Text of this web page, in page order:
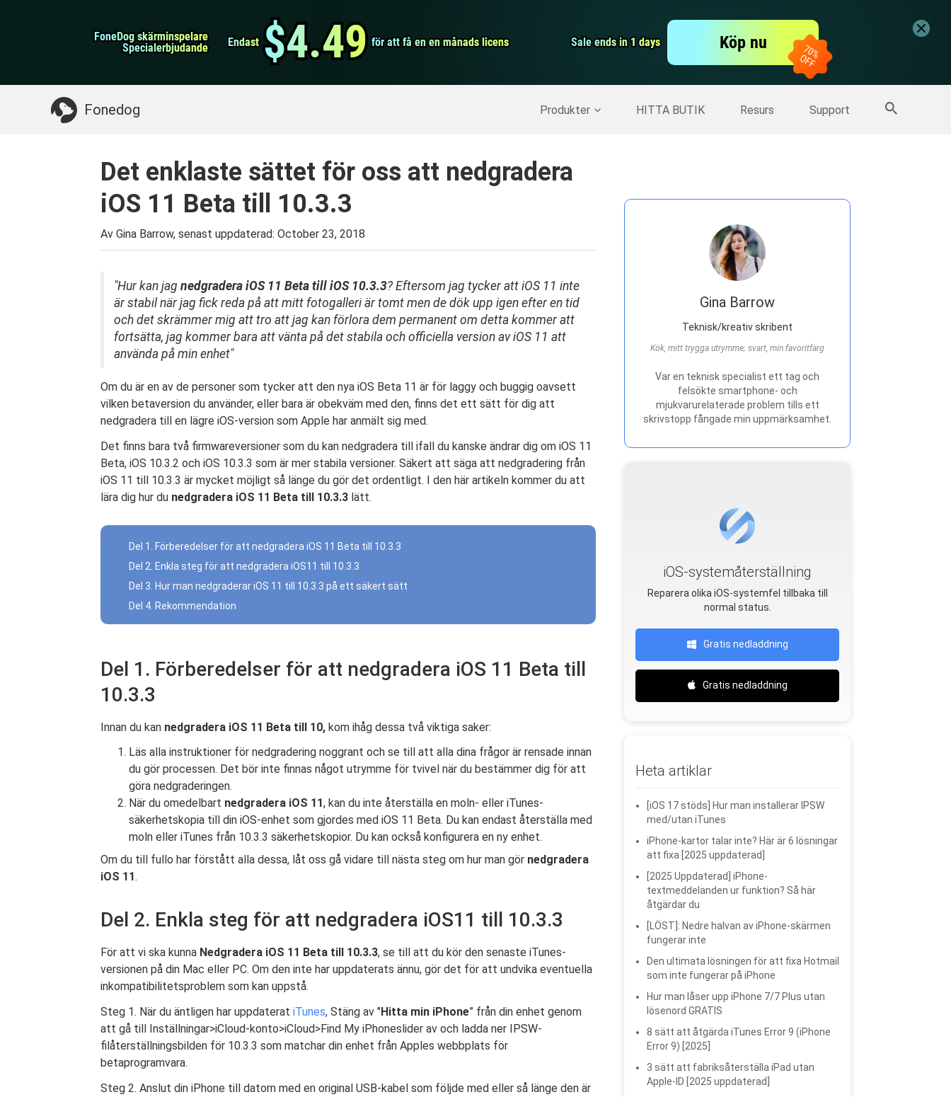
FoneDog skärminspelare
FoneDog skärminspelare
Specialerbjudande
Specialerbjudande Endast
Endast $4.49
$4.49 för att få en en månads licens
för att få en en månads licens Sale ends in 1 days
Sale ends in 1 days Köp nu
Fonedog Produkter HITTA BUTIK Resurs Support
iPhone Cleaner Screen Recorder
Något du kan behöva: IPhone Backup>> Fler produkter
Det enklaste sättet för oss att nedgradera
iOS 11 Beta till 10.3.3
Av Gina Barrow, senast uppdaterad: October 23, 2018
"Hur kan jag nedgradera iOS 11 Beta till iOS 10.3.3? Eftersom jag tycker att iOS 11 inte
är stabil när jag fick reda på att mitt fotogalleri är tomt men de dök upp igen efter en tid
och det skrämmer mig att tro att jag kan förlora dem permanent om detta kommer att
fortsätta, jag kommer bara att vänta på det stabila och officiella version av iOS 11 att
använda på min enhet"
Om du är en av de personer som tycker att den nya iOS Beta 11 är för laggy och buggig oavsett
vilken betaversion du använder, eller bara är obekväm med den, finns det ett sätt för dig att
nedgradera till en lägre iOS-version som Apple har anmält sig med.
Det finns bara två firmwareversioner som du kan nedgradera till ifall du kanske ändrar dig om iOS 11
Beta, iOS 10.3.2 och iOS 10.3.3 som är mer stabila versioner. Säkert att säga att nedgradering från
iOS 11 till 10.3.3 är mycket möjligt så länge du gör det ordentligt. I den här artikeln kommer du att
lära dig hur du nedgradera iOS 11 Beta till 10.3.3 lätt.
Del 1. Förberedelser för att nedgradera iOS 11 Beta till 10.3.3
Del 2. Enkla steg för att nedgradera iOS11 till 10.3.3
Del 3. Hur man nedgraderar iOS 11 till 10.3.3 på ett säkert sätt
Del 4. Rekommendation
Del 1. Förberedelser för att nedgradera iOS 11 Beta till
10.3.3
Innan du kan nedgradera iOS 11 Beta till 10, kom ihåg dessa två viktiga saker:
Läs alla instruktioner för nedgradering noggrant och se till att alla dina frågor är rensade innan
du gör processen. Det bör inte finnas något utrymme för tvivel när du bestämmer dig för att
göra nedgraderingen.
När du omedelbart nedgradera iOS 11, kan du inte återställa en moln- eller iTunes-
säkerhetskopia till din iOS-enhet som gjordes med iOS 11 Beta. Du kan endast återställa med
moln eller iTunes från 10.3.3 säkerhetskopior. Du kan också konfigurera en ny enhet.
Om du till fullo har förstått alla dessa, låt oss gå vidare till nästa steg om hur man gör nedgradera
iOS 11.
Del 2. Enkla steg för att nedgradera iOS11 till 10.3.3
För att vi ska kunna Nedgradera iOS 11 Beta till 10.3.3, se till att du kör den senaste iTunes-
versionen på din Mac eller PC. Om den inte har uppdaterats ännu, gör det för att undvika eventuella
inkompatibilitetsproblem som kan uppstå.
Steg 1. När du äntligen har uppdaterat iTunes, Stäng av "Hitta min iPhone” från din enhet genom
att gå till Inställningar>iCloud-konto>iCloud>Find My iPhoneslider av och ladda ner IPSW-
filåterställningsbilden för 10.3.3 som matchar din enhet från Apples webbplats för
betaprogramvara.
Steg 2. Anslut din iPhone till datorn med en original USB-kabel som följde med eller så länge den är
Gina Barrow
Teknisk/kreativ skribent
Kök, mitt trygga utrymme; svart, min favoritfärg
Var en teknisk specialist ett tag och
felsökte smartphone- och
mjukvarurelaterade problem tills ett
skrivstopp fångade min uppmärksamhet.
iOS-systemåterställning
Reparera olika iOS-systemfel tillbaka till
normal status.
Gratis nedladdning
Gratis nedladdning
Heta artiklar
[iOS 17 stöds] Hur man installerar IPSW
med/utan iTunes
iPhone-kartor talar inte? Här är 6 lösningar
att fixa [2025 uppdaterad]
[2025 Uppdaterad] iPhone-
textmeddelanden ur funktion? Så här
åtgärdar du
[LÖST]: Nedre halvan av iPhone-skärmen
fungerar inte
Den ultimata lösningen för att fixa Hotmail
som inte fungerar på iPhone
Hur man låser upp iPhone 7/7 Plus utan
lösenord GRATIS
8 sätt att åtgärda iTunes Error 9 (iPhone
Error 9) [2025]
3 sätt att fabriksåterställa iPad utan
Apple-ID [2025 uppdaterad]